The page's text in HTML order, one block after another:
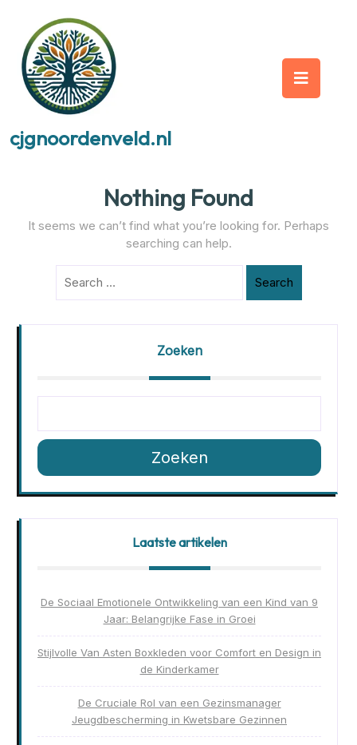
content
cjgnoordenveld.nl
Nothing Found
It seems we can’t find what you’re looking for. Perhaps
searching can help.
Search
Zoeken
Zoeken
Laatste artikelen
De Sociaal Emotionele Ontwikkeling van een Kind van 9
Jaar: Belangrijke Fase in Groei
Stijlvolle Van Asten Boxkleden voor Comfort en Design in
de Kinderkamer
De Cruciale Rol van een Gezinsmanager
Jeugdbescherming in Kwetsbare Gezinnen